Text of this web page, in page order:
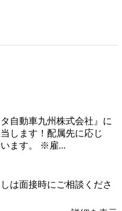
自動車九州株式会社』に
します！配属先に応じ
ます。 ※雇...
は面接時にご相談くださ